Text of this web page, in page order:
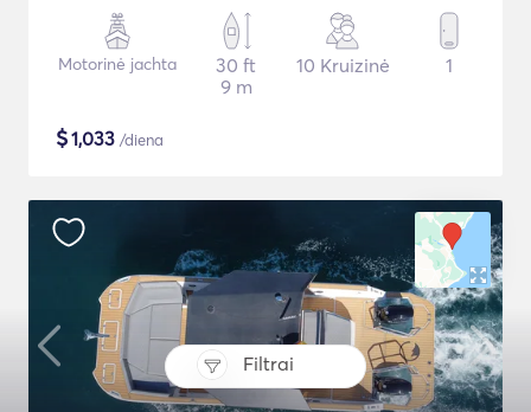
Filtrai
Motorinė jachta
30 ft
9 m
10 Kruizinė 1
$1,033 /diena